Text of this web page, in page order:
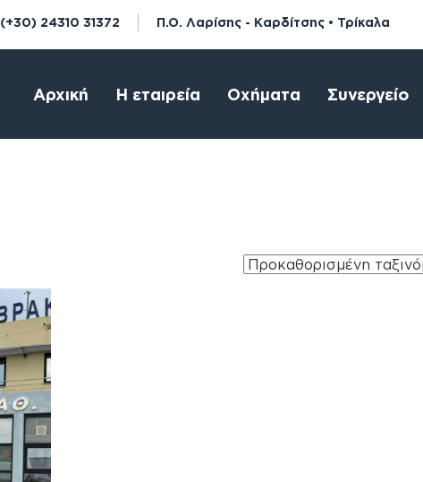
(+30) 24310 31372 Π.Ο. Λαρίσης - Καρδίτσης • Τρίκαλα
Αρχική Η εταιρεία Οχήματα Συνεργείο